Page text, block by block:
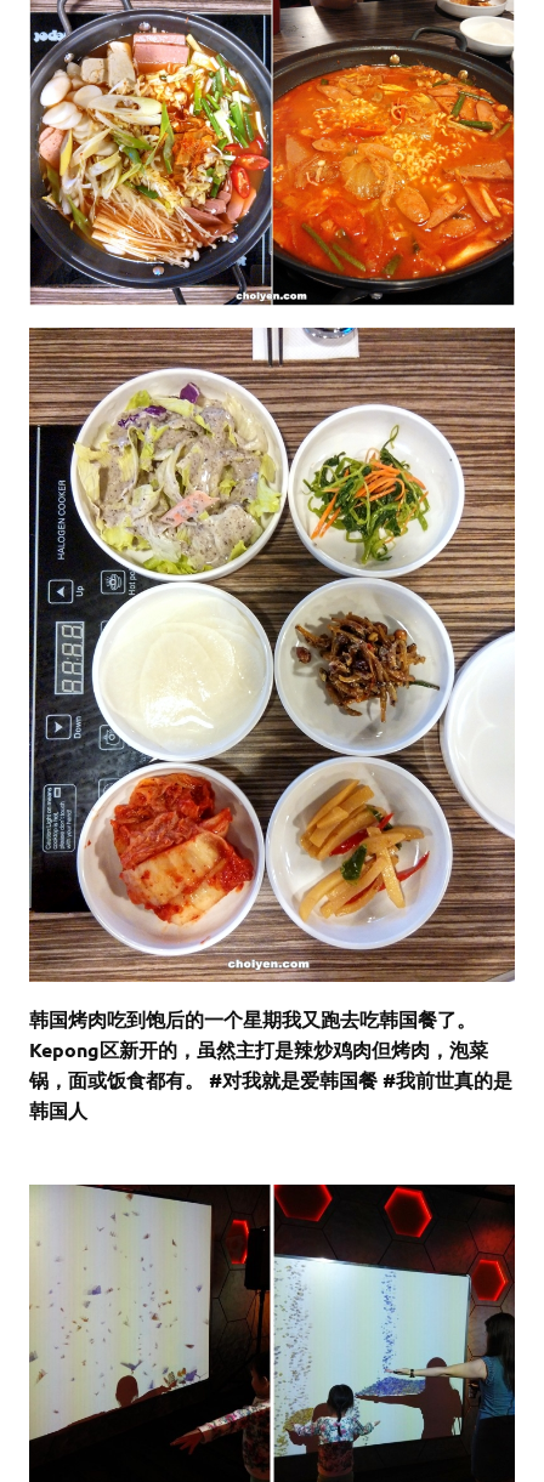
韩国烤肉吃到饱后的一个星期我又跑去吃韩国餐了。
Kepong区新开的，虽然主打是辣炒鸡肉但烤肉，泡菜
锅，面或饭食都有。 #对我就是爱韩国餐 #我前世真的是
韩国人